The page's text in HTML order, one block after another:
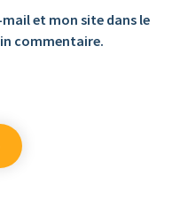
et mon site dans le
commentaire.